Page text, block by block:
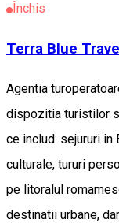
Închis
Terra Blue
Agentia
dispozitia turistilor
ce includ: sejururi
culturale, tururi
pe litoralul
destinatii urbane,